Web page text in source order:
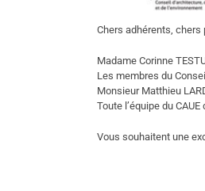
Chers adhérents, chers
Madame Corinne
Les membres du
Monsieur Matthieu
Toute l’équipe du
Vous souhaitent une